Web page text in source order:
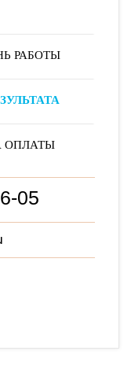
РАБОТЫ
ОПЛАТЫ
05